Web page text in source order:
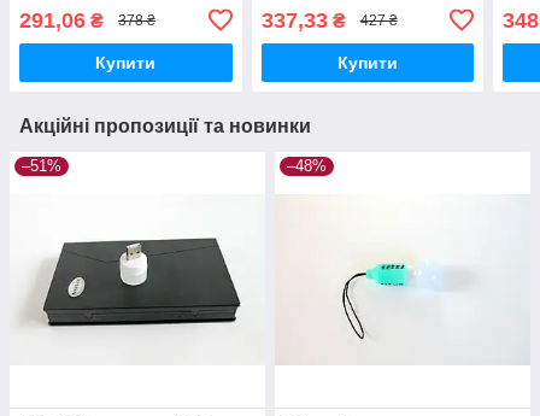
291,06 ₴ 378 ₴
Купити
337,33₴ 427 ₴
Купити
Акційні пропозиції та новинки
–51% –48%